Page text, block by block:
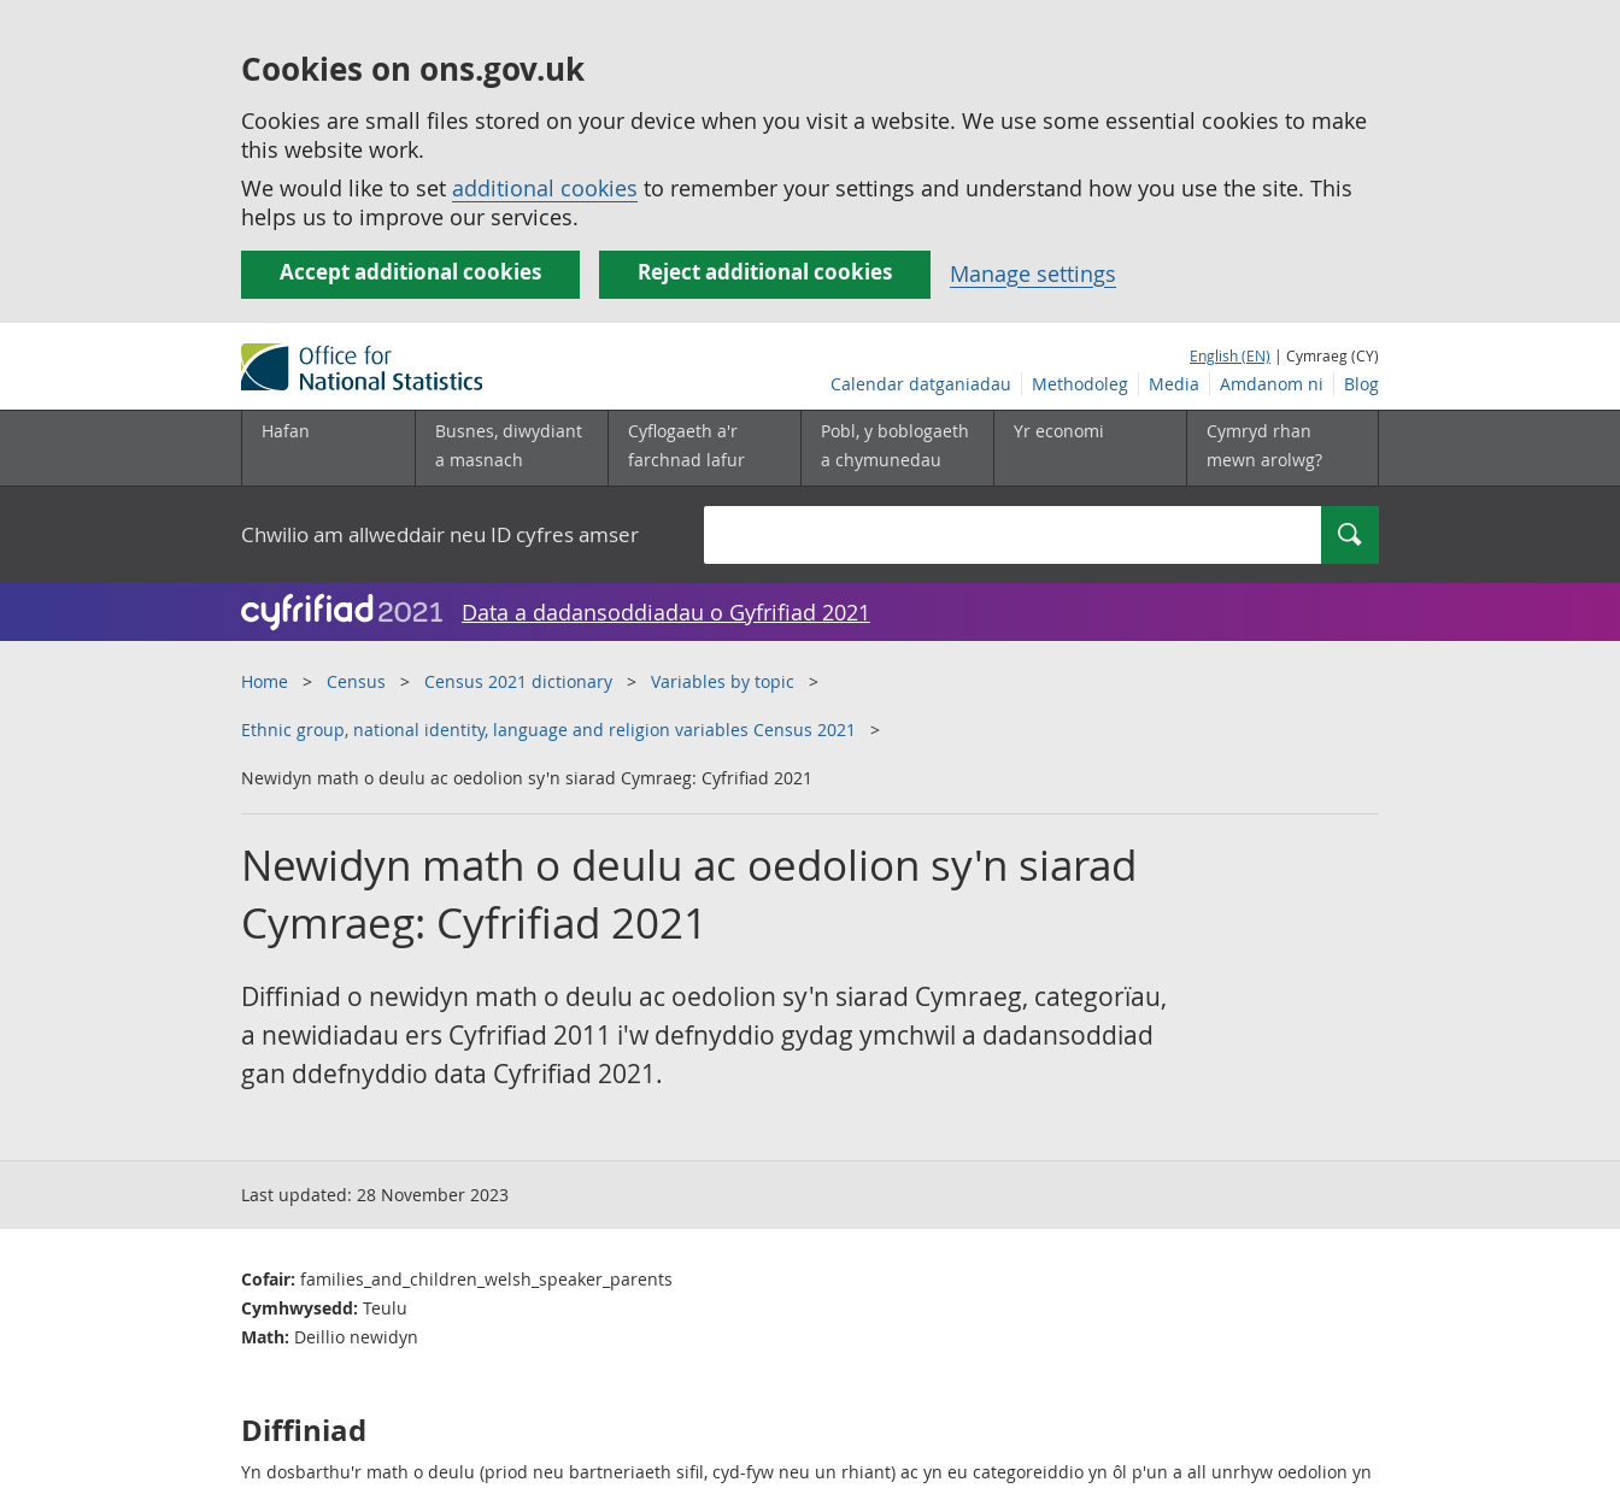
Cookies on ons.gov.uk
Cookies are small files stored on your device when you visit a website. We use some essential cookies to make
this website work.
We would like to set additional cookies to remember your settings and understand how you use the site. This
helps us to improve our services.
Accept additional cookies Reject additional cookies Manage settings
English (EN) | Cymraeg (CY)
Calendar datganiadau Methodoleg Media Amdanom ni Blog
Hafan
Busnes, diwydiant
a masnach
Cyflogaeth a'r
farchnad lafur
Pobl, y boblogaeth
a chymunedau
Yr economi
Cymryd rhan
mewn arolwg?
Chwilio am allweddair neu ID cyfres amser Chwilio
Data a dadansoddiadau o Gyfrifiad 2021
Home Census Census 2021 dictionary Variables by topic
Ethnic group, national identity, language and religion variables Census 2021
Newidyn math o deulu ac oedolion sy'n siarad Cymraeg: Cyfrifiad 2021
Newidyn math o deulu ac oedolion sy'n siarad
Cymraeg: Cyfrifiad 2021
Diffiniad o newidyn math o deulu ac oedolion sy'n siarad Cymraeg, categorïau,
a newidiadau ers Cyfrifiad 2011 i'w defnyddio gydag ymchwil a dadansoddiad
gan ddefnyddio data Cyfrifiad 2021.
Last updated: 28 November 2023
Cofair: families_and_children_welsh_speaker_parents
Cymhwysedd: Teulu
Math: Deillio newidyn
Diffiniad
Yn dosbarthu'r math o deulu (priod neu bartneriaeth sifil, cyd-fyw neu un rhiant) ac yn eu categoreiddio yn ôl p'un a all unrhyw oedolion yn